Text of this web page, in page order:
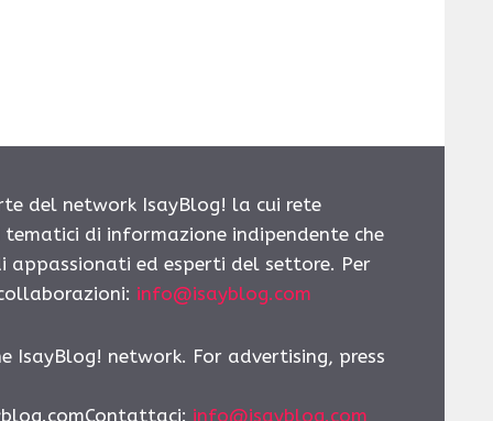
del network IsayBlog! la cui rete
di informazione indipendente che
ed esperti del settore. Per
info@isayblog.com
IsayBlog! network. For advertising, press
: info@isayblog.com